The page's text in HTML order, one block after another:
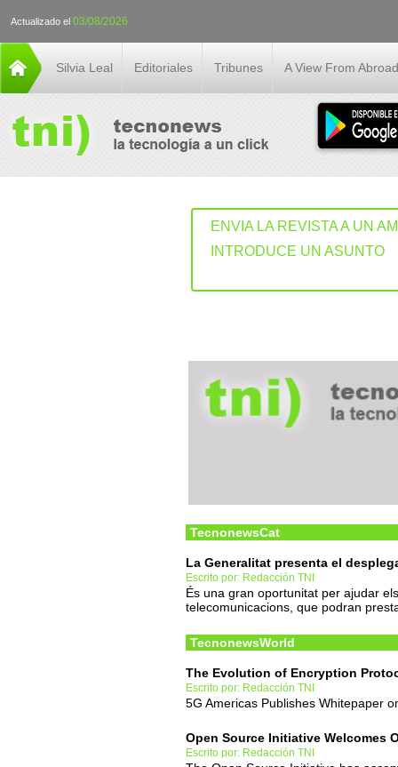
Actualizado el 03/08/2026
Silvia Leal Editoriales Tribunes A View From Abroad
ENVIA LA REVISTA A UN
INTRODUCE UN ASUNTO
TecnonewsCat
La Generalitat presenta el
Escrito por: Redacción TNI
És una gran oportunitat per ajudar
telecomunicacions, que podran
TecnonewsWorld
The Evolution of Encryption
Escrito por: Redacción TNI
5G Americas Publishes Whitepaper
Open Source Initiative Welcomes
Escrito por: Redacción TNI